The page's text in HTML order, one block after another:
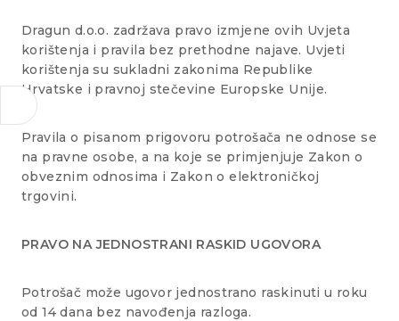
Dragun d.o.o. zadržava pravo izmjene ovih Uvjeta
korištenja i pravila bez prethodne najave. Uvjeti
korištenja su sukladni zakonima Republike
Hrvatske i pravnoj stečevine Europske Unije.
Pravila o pisanom prigovoru potrošača ne odnose se
na pravne osobe, a na koje se primjenjuje Zakon o
obveznim odnosima i Zakon o elektroničkoj
trgovini.
PRAVO NA JEDNOSTRANI RASKID UGOVORA
Potrošač može ugovor jednostrano raskinuti u roku
od 14 dana bez navođenja razloga.